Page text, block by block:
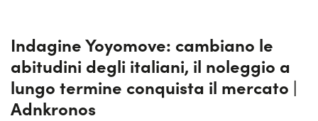
Indagine Yoyomove: cambiano le
abitudini degli italiani, il noleggio a
lungo termine conquista il mercato |
Adnkronos